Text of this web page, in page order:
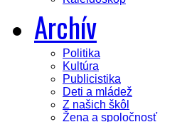
Archív
Politika
Kultúra
Publicistika
Deti a mládež
Z našich škôl
Žena a spoločnosť